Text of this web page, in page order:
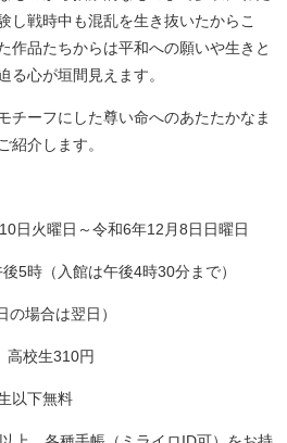
し戦時中も混乱を生き抜いたからこ
作品たちからは平和への願いや生きと
る心が垣間見えます。
ーフにした尊い命へのあたたかなま
紹介します。
曜日～令和6年12月8日日曜日
時（入館は午後4時30分まで）
場合は翌日）
校生310円
無料